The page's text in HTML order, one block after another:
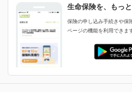
評判・口コミ
ご契約者さまに聞きました！
申し込みガイド
認知症保険
保険金・給付金のご請求
生命保険料控除に関するご案内
契約更新を迎えるご契約者さまへ
生命保険マニフェスト
ライフネット生命のCMページ
ライフネット生命公式note
生命保険を、もっ
保険の申し込み手続きや保
ページの機能を利用できま